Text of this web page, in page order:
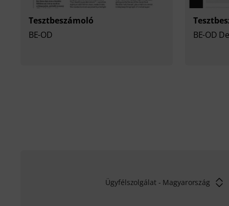
Tesztbeszámoló
BE-OD
BE-OD
Ügyfélszolgálat - Magyarország